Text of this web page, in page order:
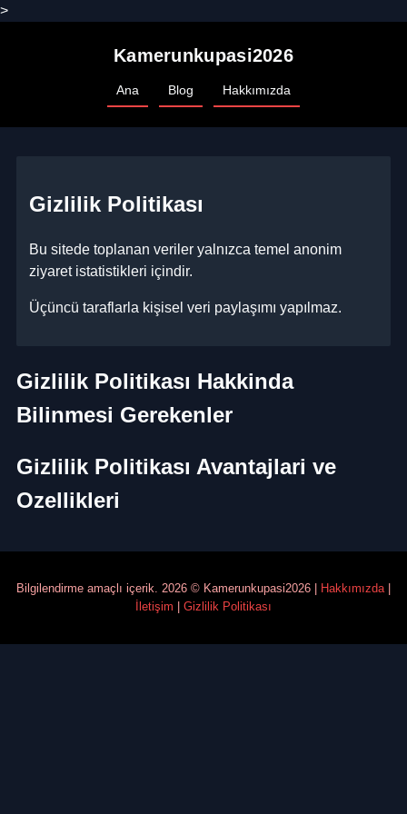
>
Kamerunkupasi2026
Ana Blog Hakkımızda
Gizlilik Politikası
Bu sitede toplanan veriler yalnızca temel anonim
ziyaret istatistikleri içindir.
Üçüncü taraflarla kişisel veri paylaşımı yapılmaz.
Gizlilik Politikası Hakkinda
Bilinmesi Gerekenler
Gizlilik Politikası Avantajlari ve
Ozellikleri
Bilgilendirme amaçlı içerik. 2026 © Kamerunkupasi2026 | Hakkımızda |
İletişim | Gizlilik Politikası